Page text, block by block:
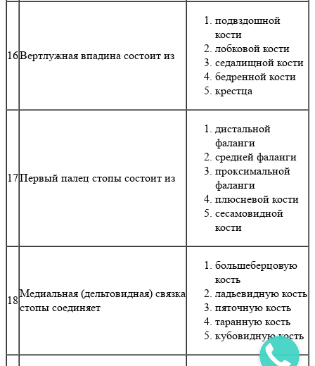
16Вертлужная впадина состоит из
подвздошной
кости
лобковой кости
седалищной кости
бедренной кости
крестца
17Первый палец стопы состоит из
дистальной
фаланги
средней фаланги
проксимальной
фаланги
плюсневой кости
сесамовидной
кости
18
Медиальная (дельтовидная) связка
стопы соединяет
большеберцовую
кость
ладьевидную кость
пяточную кость
таранную кость
кубовидную кость